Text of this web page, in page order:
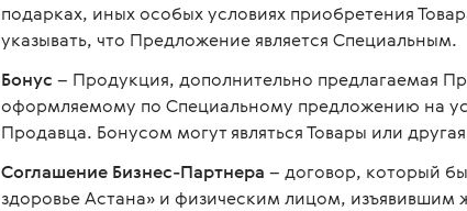
подарках, иных особых условиях приобретения
указывать, что Предложение является Специальным.
Бонус – Продукция, дополнительно предлагаемая
оформляемому по Специальному предложению на
Продавца. Бонусом могут являться Товары или
Соглашение Бизнес-Партнера – договор, который
здоровье Астана» и физическим лицом, изъявившим